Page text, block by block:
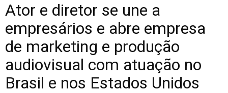
Ator e diretor se une a
empresários e abre empresa
de marketing e produção
audiovisual com atuação no
Brasil e nos Estados Unidos